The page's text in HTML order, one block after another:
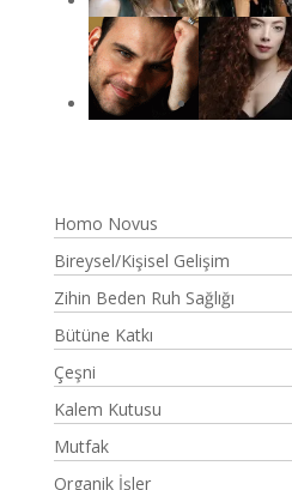
Homo Novus
Bireysel/Kişisel Gelişim
Zihin Beden Ruh Sağlığı
Bütüne Katkı
Çeşni
Kalem Kutusu
Mutfak
Organik İşler